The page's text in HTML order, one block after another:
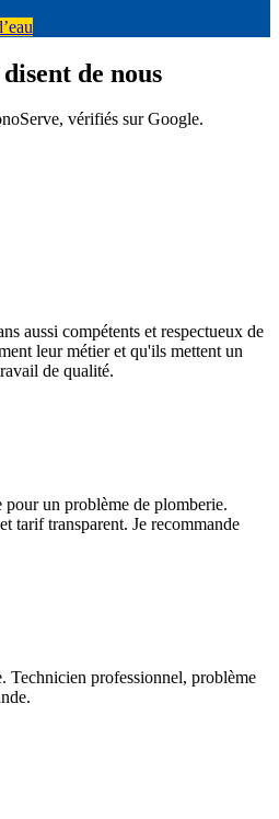
de nous
vérifiés sur Google.
aussi compétents et respectueux de
leur métier et qu'ils mettent un
de qualité.
un problème de plomberie.
tarif transparent. Je recommande
Technicien professionnel, problème